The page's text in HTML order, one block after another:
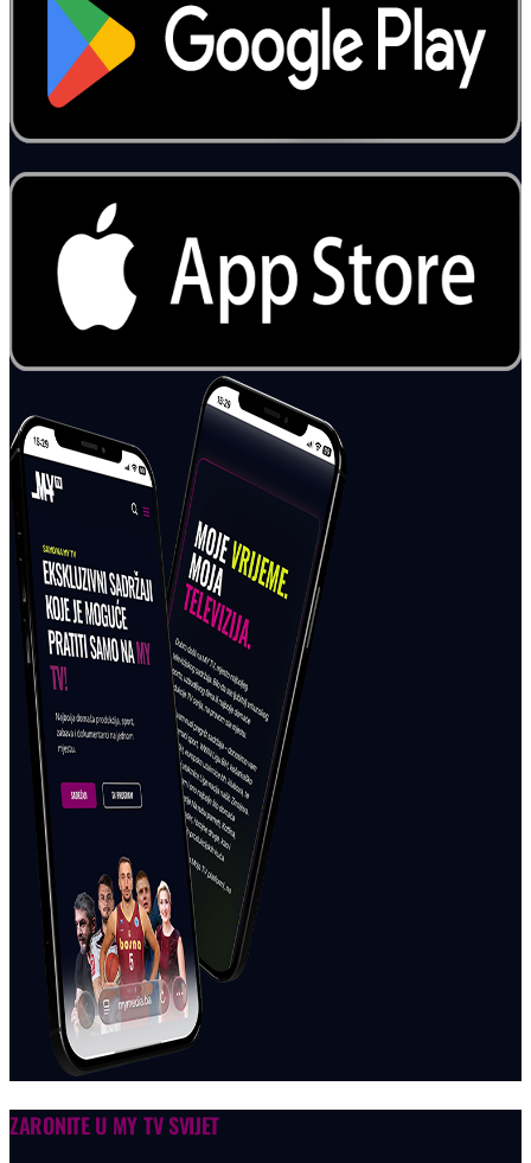
ZARONITE U MY TV SVIJET